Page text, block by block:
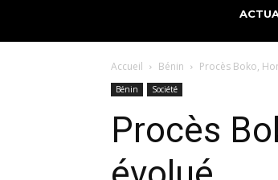
Accueil Bénin Procès Boko,
Bénin Société
Procès